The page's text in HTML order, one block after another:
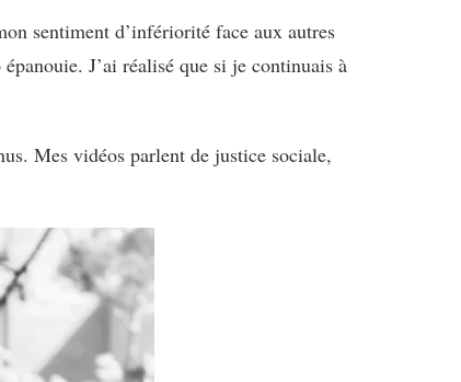
sentiment d’infériorité face aux autres
J’ai réalisé que si je continuais à
Mes vidéos parlent de justice sociale,